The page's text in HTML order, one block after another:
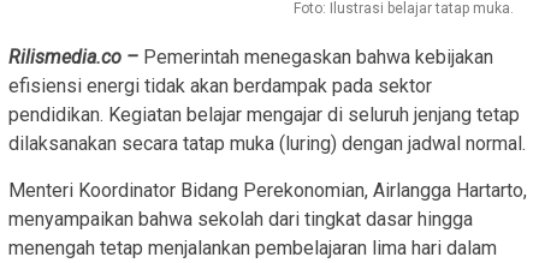
Foto: Ilustrasi belajar tatap muka.
Rilismedia.co – Pemerintah menegaskan bahwa kebijakan
efisiensi energi tidak akan berdampak pada sektor
pendidikan. Kegiatan belajar mengajar di seluruh jenjang tetap
dilaksanakan secara tatap muka (luring) dengan jadwal normal.
Menteri Koordinator Bidang Perekonomian, Airlangga Hartarto,
menyampaikan bahwa sekolah dari tingkat dasar hingga
menengah tetap menjalankan pembelajaran lima hari dalam